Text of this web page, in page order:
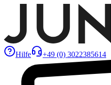
Hilfe +49 (0) 3022385614